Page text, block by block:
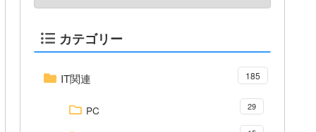
カテゴリー
IT関連 185
PC 29